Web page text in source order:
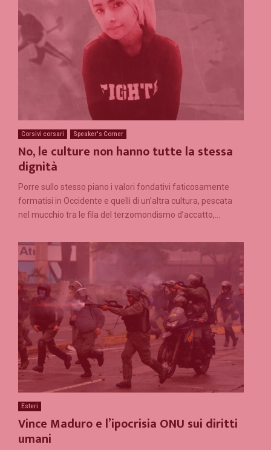
Corsivi corsari Speaker's Corner
No, le culture non hanno tutte la stessa
dignità
Porre sullo stesso piano i valori fondativi faticosamente
formatisi in Occidente e quelli di un’altra cultura, pescata
nel mucchio tra le fila del terzomondismo d’accatto,...
Esteri
Vince Maduro e l’ipocrisia ONU sui diritti
umani